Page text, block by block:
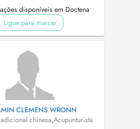
disponíveis em Doctena
Ligue para marcar
CLEMENS WRONN
chinesa,Acupunturista